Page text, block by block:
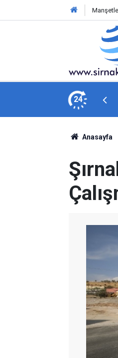
24
"Halk bol miktarda palamut
Anasayfa